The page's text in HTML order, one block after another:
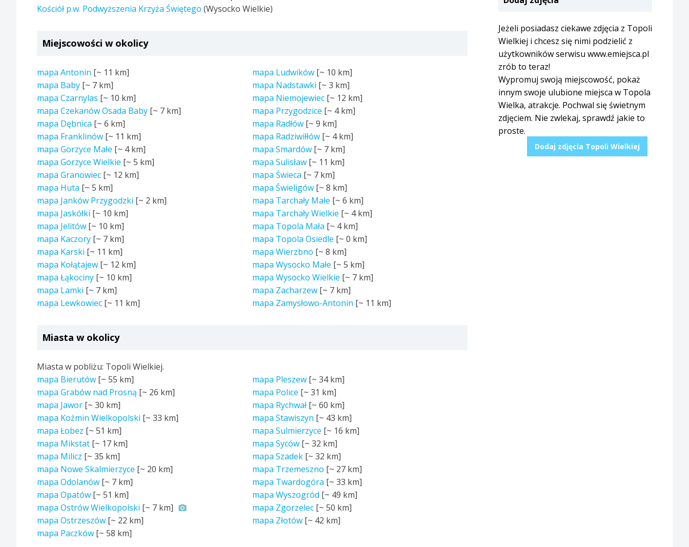
Kościół p.w. Podwyższenia Krzyża Świętego (Wysocko Wielkie)
Miejscowości w okolicy
mapa Antonin [~ 11 km]
mapa Baby [~ 7 km]
mapa Czarnylas [~ 10 km]
mapa Czekanów Osada Baby [~ 7 km]
mapa Dębnica [~ 6 km]
mapa Franklinów [~ 11 km]
mapa Gorzyce Małe [~ 4 km]
mapa Gorzyce Wielkie [~ 5 km]
mapa Granowiec [~ 12 km]
mapa Huta [~ 5 km]
mapa Janków Przygodzki [~ 2 km]
mapa Jaskółki [~ 10 km]
mapa Jelitów [~ 10 km]
mapa Kaczory [~ 7 km]
mapa Karski [~ 11 km]
mapa Kołątajew [~ 12 km]
mapa Łąkociny [~ 10 km]
mapa Lamki [~ 7 km]
mapa Lewkowiec [~ 11 km]
mapa Ludwików[~ 10 km]
mapa Nadstawki [~ 3 km]
mapa Niemojewiec[~ 12 km]
mapa Przygodzice [~ 4 km]
mapa Radłów[~ 9 km]
mapa Radziwiłłów[~ 4 km]
mapa Smardów[~ 7 km]
mapa Sulisław[~ 11 km]
mapa Świeca [~ 7 km]
mapa Świeligów[~ 8 km]
mapa Tarchały Małe [~ 6 km]
mapa Tarchały Wielkie [~ 4 km]
mapa Topola Mała [~ 4 km]
mapa Topola Osiedle [~ 0 km]
mapa Wierzbno [~ 8 km]
mapa Wysocko Małe [~ 5 km]
mapa Wysocko Wielkie [~ 7 km]
mapa Zacharzew[~ 7 km]
mapa Zamysłowo-Antonin [~ 11 km]
Miasta w okolicy
Miasta w pobliżu: Topoli Wielkiej.
mapa Bierutów [~ 55 km]
mapa Grabów nad Prosną [~ 26 km]
mapa Jawor [~ 30 km]
mapa Koźmin Wielkopolski [~ 33 km]
mapa Łobez [~ 51 km]
mapa Mikstat [~ 17 km]
mapa Milicz [~ 35 km]
mapa Nowe Skalmierzyce [~ 20 km]
mapa Odolanów [~ 7 km]
mapa Opatów [~ 51 km]
mapa Ostrów Wielkopolski [~ 7 km]
mapa Ostrzeszów [~ 22 km]
mapa Paczków [~ 58 km]
mapa Pleszew[~ 34 km]
mapa Police [~ 31 km]
mapa Rychwał[~ 60 km]
mapa Stawiszyn [~ 43 km]
mapa Sulmierzyce [~ 16 km]
mapa Syców[~ 32 km]
mapa Szadek[~ 32 km]
mapa Trzemeszno [~ 27 km]
mapa Twardogóra [~ 33 km]
mapa Wyszogród [~ 49 km]
mapa Zgorzelec[~ 50 km]
mapa Złotów[~ 42 km]
Jeżeli posiadasz ciekawe zdjęcia z Topoli
Wielkiej i chcesz się nimi podzielić z
użytkowników serwisu www.emiejsca.pl
zrób to teraz!
Wypromuj swoją miejscowość, pokaż
innym swoje ulubione miejsca w Topola
Wielka, atrakcje. Pochwal się świetnym
zdjęciem. Nie zwlekaj, sprawdź jakie to
proste.
Dodaj zdjęcia Topoli Wielkiej